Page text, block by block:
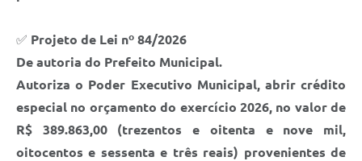
✅ Projeto de Lei nº 84/2026
De autoria do Prefeito Municipal.
Autoriza o Poder Executivo Municipal, abrir crédito
especial no orçamento do exercício 2026, no valor de
R$ 389.863,00 (trezentos e oitenta e nove mil,
oitocentos e sessenta e três reais) provenientes de